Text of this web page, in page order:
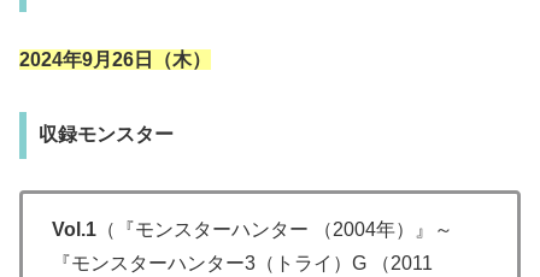
2024年9月26日（木）
収録モンスター
Vol.1 （『モンスターハンター （2004年）』～
『モンスターハンター3（トライ）G （2011